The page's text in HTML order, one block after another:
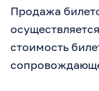
Продажа
стоимость